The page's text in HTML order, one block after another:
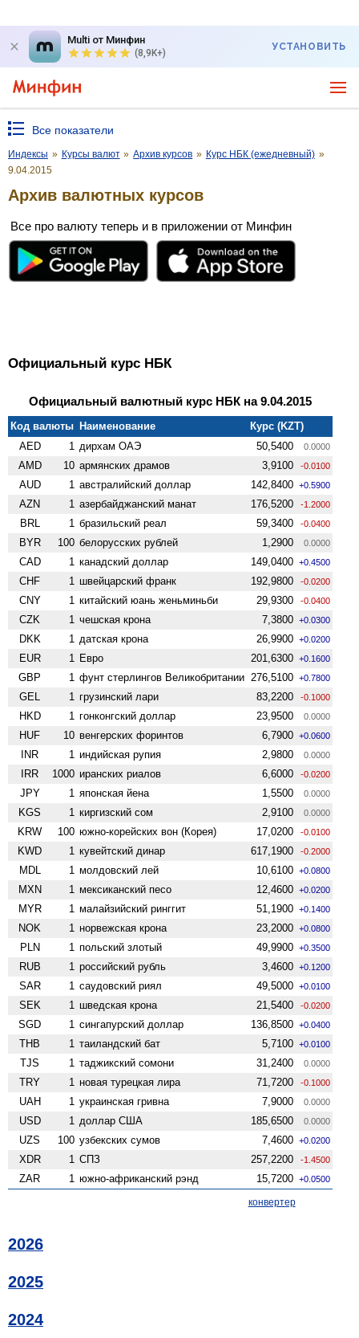
Multi от Минфин
(8,9K+)
УСТАНОВИТЬ
Все показатели
Индексы » Курсы валют » Архив курсов » Курс НБК (ежедневный) »
9.04.2015
Архив валютных курсов
Все про валюту теперь и в приложении от Минфин
Официальный курс НБК
Официальный валютный курс НБК на 9.04.2015
Код валюты Наименование
Курс (KZT)
AED
1 дирхам ОАЭ 50,5400 0.0000
AMD 10 армянских драмов 3,9100 -0.0100
AUD 1 австралийский доллар 142,8400 +0.5900
AZN 1 азербайджанский манат 176,5200 -1.2000
BRL 1 бразильский реал 59,3400 -0.0400
BYR 100 белорусских рублей 1,2900 0.0000
CAD 1 канадский доллар 149,0400 +0.4500
CHF 1 швейцарский франк 192,9800 -0.0200
CNY 1 китайский юань женьминьби 29,9300 -0.0400
CZK 1 чешская крона 7,3800 +0.0300
DKK 1 датская крона 26,9900 +0.0200
EUR 1 Евро 201,6300 +0.1600
GBP 1 фунт стерлингов Велико­британии 276,5100 +0.7800
GEL 1 грузинский лари 83,2200 -0.1000
HKD 1 гонконгский доллар 23,9500 0.0000
HUF 10 венгерских форинтов 6,7900 +0.0600
INR 1 индийская рупия 2,9800 0.0000
IRR 1000 иранских риалов 6,6000 -0.0200
JPY 1 японская йена 1,5500 0.0000
KGS 1 киргизский сом 2,9100 0.0000
KRW 100 южно-корейских вон (Корея) 17,0200 -0.0100
KWD 1 кувейтский динар 617,1900 -0.2000
MDL 1 молдовский лей 10,6100 +0.0800
MXN 1 мексиканский песо 12,4600 +0.0200
MYR 1 малайзийский ринггит 51,1900 +0.1400
NOK 1 норвежская крона 23,2000 +0.0800
PLN 1 польский злотый 49,9900 +0.3500
RUB 1 российский рубль 3,4600 +0.1200
SAR 1 саудовский риял 49,5000 +0.0100
SEK 1 шведская крона 21,5400 -0.0200
SGD 1 сингапурский доллар 136,8500 +0.0400
THB 1 таиландский бат 5,7100 +0.0100
TJS 1 таджикский сомони 31,2400 0.0000
TRY 1 новая турецкая лира 71,7200 -0.1000
UAH 1 украинская гривна 7,9000 0.0000
USD 1 доллар США 185,6500 0.0000
UZS 100 узбекских сумов 7,4600 +0.0200
XDR 1 СПЗ 257,2200 -1.4500
ZAR 1 южно-африканский рэнд 15,7200 +0.0500
конвертер
2026
2025
2024